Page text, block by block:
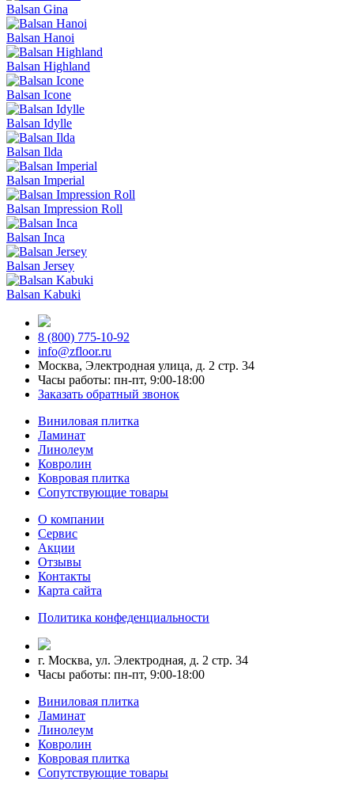
Balsan Gina
Balsan Hanoi
Balsan Highland
Balsan Icone
Balsan Idylle
Balsan Ilda
Balsan Imperial
Balsan Impression Roll
Balsan Inca
Balsan Jersey
Balsan Kabuki
8 (800) 775-10-92
info@zfloor.ru
Москва, Электродная улица, д. 2 стр. 34
Часы работы: пн-пт, 9:00-18:00
Заказать обратный звонок
Виниловая плитка
Ламинат
Линолеум
Ковролин
Ковровая плитка
Сопутствующие товары
О компании
Сервис
Акции
Отзывы
Контакты
Карта сайта
Политика конфеденциальности
г. Москва, ул. Электродная, д. 2 стр. 34
Часы работы: пн-пт, 9:00-18:00
Виниловая плитка
Ламинат
Линолеум
Ковролин
Ковровая плитка
Сопутствующие товары